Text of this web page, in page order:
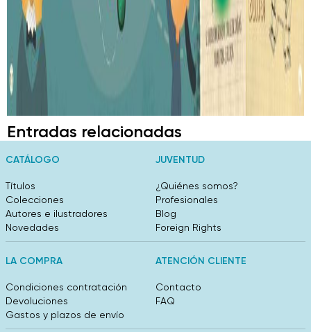
Entradas relacionadas
CATÁLOGO
Títulos
Colecciones
Autores e ilustradores
Novedades
JUVENTUD
¿Quiénes somos?
Profesionales
Blog
Foreign Rights
LA COMPRA
Condiciones contratación
Devoluciones
Gastos y plazos de envío
ATENCIÓN CLIENTE
Contacto
FAQ